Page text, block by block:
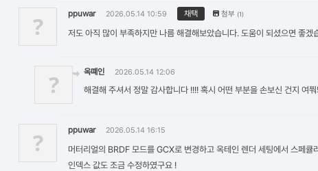
? ppuwar 2026.05.14 10:59 채택 첨부 (1)
저도 아직 많이 부족하지만 나름 해결해보았습니다. 도움이 되셨으면 좋겠
? 옥뗴인 2026.05.14 12:06
해결해 주셔서 정말 감사합니다 !!!! 혹시 어떤 부분을 손보신 건지 여
? ppuwar 2026.05.14 16:15
머터리얼의 BRDF 모드를 GCX로 변경하고 옥테인 렌더 세팅에서 스페큘
인덱스 값도 조금 수정하였구요 !